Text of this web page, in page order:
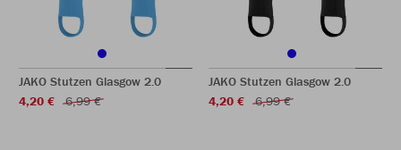
JAKO Stutzen Glasgow 2.0
4,20 €
6,99 €
JAKO Stutzen Glasgow 2.0
4,20 €
6,99 €